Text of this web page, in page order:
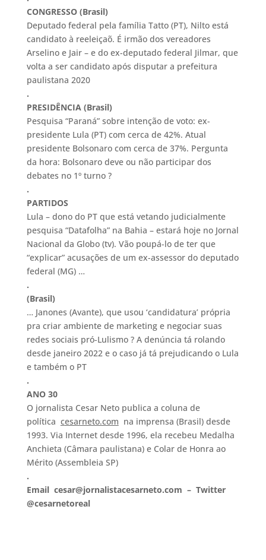
CONGRESSO (Brasil)
Deputado federal pela família Tatto (PT), Nilto está
candidato à reeleiçaõ. É irmão dos vereadores
Arselino e Jair – e do ex-deputado federal Jilmar, que
volta a ser candidato após disputar a prefeitura
paulistana 2020
.
PRESIDÊNCIA (Brasil)
Pesquisa “Paraná” sobre intenção de voto: ex-
presidente Lula (PT) com cerca de 42%. Atual
presidente Bolsonaro com cerca de 37%. Pergunta
da hora: Bolsonaro deve ou não participar dos
debates no 1º turno ?
.
PARTIDOS
Lula – dono do PT que está vetando judicialmente
pesquisa “Datafolha” na Bahia – estará hoje no Jornal
Nacional da Globo (tv). Vão poupá-lo de ter que
“explicar” acusações de um ex-assessor do deputado
federal (MG) …
.
(Brasil)
… Janones (Avante), que usou ‘candidatura’ própria
pra criar ambiente de marketing e negociar suas
redes sociais pró-Lulismo ? A denúncia tá rolando
desde janeiro 2022 e o caso já tá prejudicando o Lula
e também o PT
.
ANO 30
O jornalista Cesar Neto publica a coluna de
política cesarneto.com na imprensa (Brasil) desde
1993. Via Internet desde 1996, ela recebeu Medalha
Anchieta (Câmara paulistana) e Colar de Honra ao
Mérito (Assembleia SP)
.
Email cesar@jornalistacesarneto.com – Twitter
@cesarnetoreal